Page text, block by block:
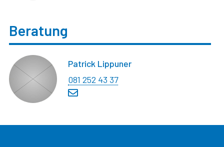
Beratung
Patrick Lippuner
081 252 43 37